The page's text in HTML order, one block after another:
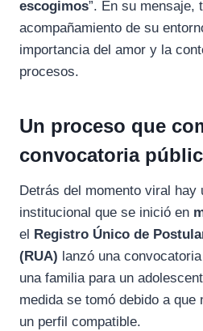
escogimos”. En su mensaje,
acompañamiento de su
importancia del amor y la
procesos.
Un proceso que
convocatoria
Detrás del momento viral hay
institucional que se inició en
el Registro Único de
(RUA) lanzó una
una familia para un
medida se tomó debido a
un perfil compatible.